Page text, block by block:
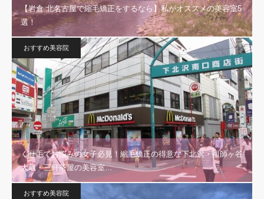
【岩倉 北名古屋で縮毛矯正をするなら】私がオススメの美容室5
選！
おすすめ美容院
くせ毛でお悩みの女子必見！縮毛矯正の得意な下北沢・祖師ヶ谷
大蔵・三軒茶屋の美容室…
おすすめ美容院